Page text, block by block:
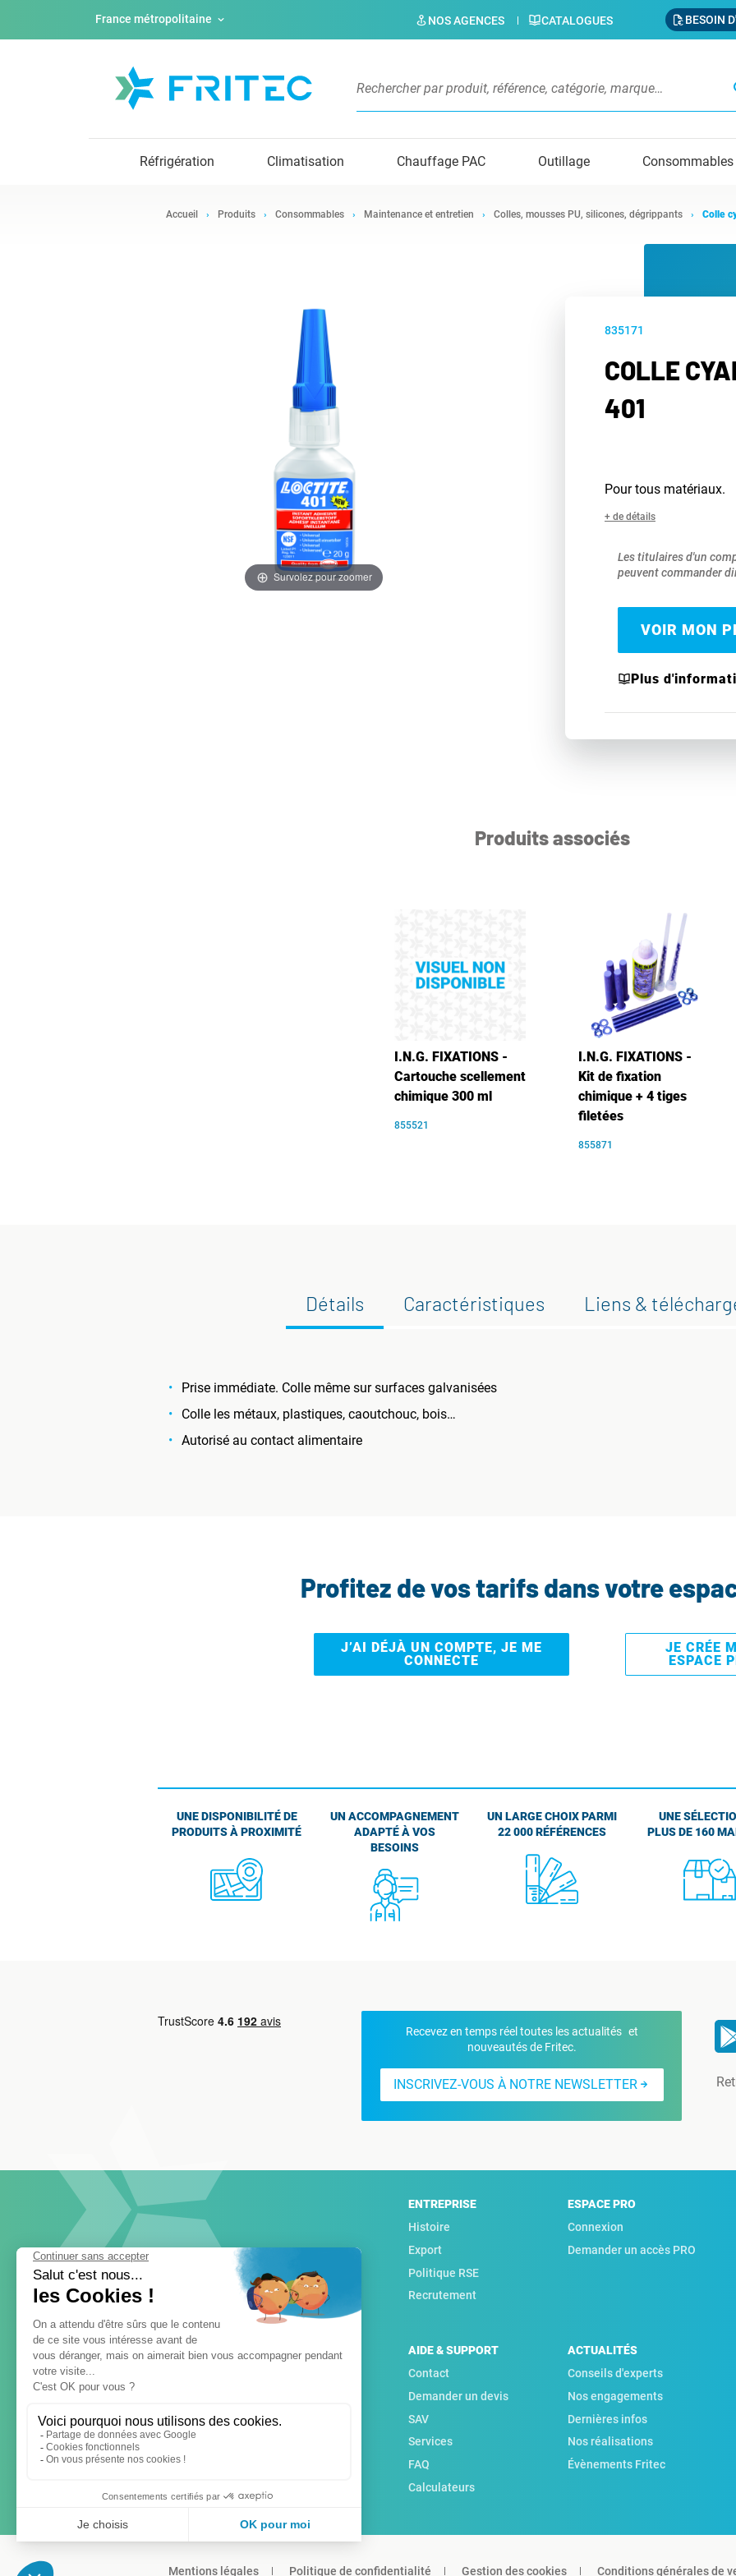
France métropolitaine NOS AGENCES CATALOGUES BESOIN
Réfrigération Climatisation Chauffage PAC Outillage Consommables
Accueil Produits Consommables Maintenance et entretien Colles, mousses PU, silicones, dégrippants Colle
Survolez pour zoomer
835171
COLLE
401
Pour tous matériaux.
+ de détails
Les titulaires d'un
peuvent commander
VOIR MON
Plus
Produits associés
I.N.G. FIXATIONS -
Cartouche scellement
chimique 300 ml
855521
I.N.G. FIXATIONS -
Kit de fixation
chimique + 4 tiges
filetées
855871
Détails Caractéristiques Liens &
Prise immédiate. Colle même sur surfaces galvanisées
Colle les métaux, plastiques, caoutchouc, bois…
Autorisé au contact alimentaire
Profitez de vos tarifs dans votre
J’AI DÉJÀ UN COMPTE, JE ME
CONNECTE
JE CRÉE
ESPACE
UNE DISPONIBILITÉ DE
PRODUITS À PROXIMITÉ
UN ACCOMPAGNEMENT
ADAPTÉ À VOS
BESOINS
UN LARGE CHOIX PARMI
22 000 RÉFÉRENCES
UNE
PLUS DE 160
Recevez en temps réel toutes les actualités et
nouveautés de Fritec.
INSCRIVEZ-VOUS À NOTRE NEWSLETTER
ENTREPRISE
Histoire
Export
Politique RSE
Recrutement
ESPACE PRO
Connexion
Demander un accès PRO
AIDE & SUPPORT
Contact
Demander un devis
SAV
Services
FAQ
Calculateurs
ACTUALITÉS
Conseils d'experts
Nos engagements
Dernières infos
Nos réalisations
Évènements Fritec
Mentions légales Politique de confidentialité Gestion des cookies Conditions générales de